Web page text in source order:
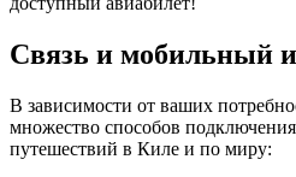
Связь и мобильный
В зависимости от ваших
множество способов
путешествий в Киле и по миру: